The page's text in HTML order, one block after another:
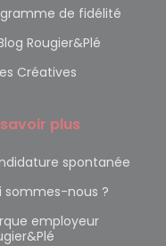
de fidélité
Rougier&Plé
Créatives
savoir plus
spontanée
sommes-nous ?
employeur